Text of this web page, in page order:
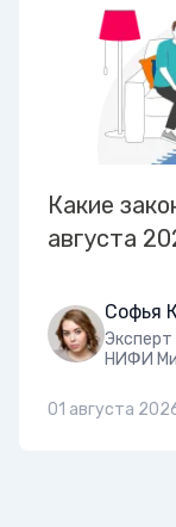
Какие
августа
Софья
НИФИ
01 августа